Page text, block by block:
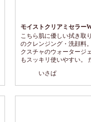
モイストクリアミセラー
こちら肌に優しい拭き取
のクレンジング・洗顔料
クスチャのウォータージ
もスッキリ使いやすい。
め。 拭き取りだとダイ
しています。 それでも
しキシキシする。 これが
いさぱ